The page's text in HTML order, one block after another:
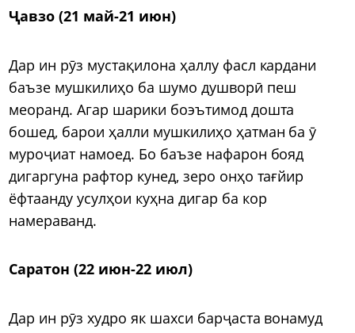
Ҷавзо (21 май-21 июн)
Дар ин рӯз мустақилона ҳаллу фасл кардани
баъзе мушкилиҳо ба шумо душворӣ пеш
меоранд. Агар шарики боэътимод дошта
бошед, барои ҳалли мушкилиҳо ҳатман ба ӯ
муроҷиат намоед. Бо баъзе нафарон бояд
дигаргуна рафтор кунед, зеро онҳо тағйир
ёфтаанду усулҳои куҳна дигар ба кор
намераванд.
Саратон (22 июн-22 июл)
Дар ин рӯз худро як шахси барҷаста вонамуд